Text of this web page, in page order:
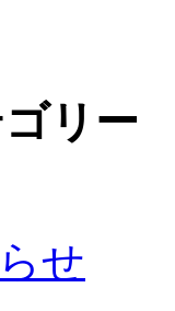
リー
せ